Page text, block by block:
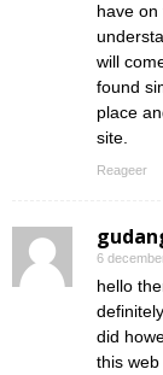
have on
will
found
place
site.
Reageer
6
hello
did
this